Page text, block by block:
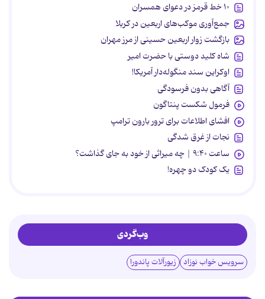
۱۰ خط قرمز در دعوای همسران
جمع‌آوری موکب‌های اربعین در کربلا
بازگشت زوار اربعین حسینی از مرز مهران
شاه کلید دوستی با حضرت امیر
اوکراین سند منگوله‌دار آمریکا!
آگاهی بدون فرسودگی
فرمول شکست پنتاگون
افشای اطلاعات برای ترور بارون ترامپ
نجات از غرق شدگی
ساعت ۹:۴۰ | چه میراثی از خود به جای گذاشت؟
یک کودک دو چهره!
وب‌گردی
سرویس خواب نوزاد زیورآلات پاندورا